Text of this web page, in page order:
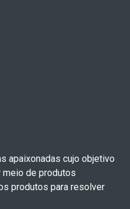
apaixonadas cujo objetivo
meio de produtos
produtos para resolver